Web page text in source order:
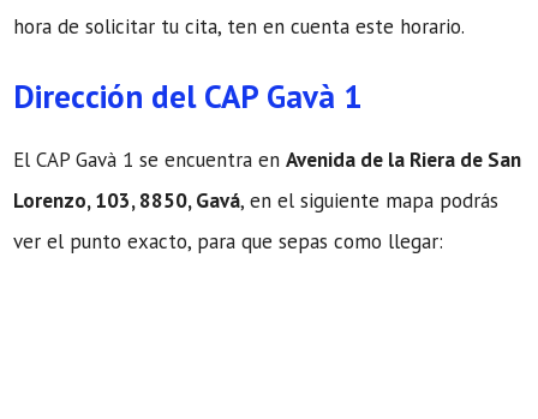
hora de solicitar tu cita, ten en cuenta este horario.
Dirección del CAP Gavà 1
El CAP Gavà 1 se encuentra en Avenida de la Riera de San
Lorenzo, 103, 8850, Gavá, en el siguiente mapa podrás
ver el punto exacto, para que sepas como llegar: